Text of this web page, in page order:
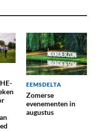
EEMSDELTA
Zomerse
evenementen in
augustus